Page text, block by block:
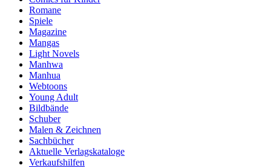
Romane
Spiele
Magazine
Mangas
Light Novels
Manhwa
Manhua
Webtoons
Young Adult
Bildbände
Schuber
Malen & Zeichnen
Sachbücher
Aktuelle Verlagskataloge
Verkaufshilfen